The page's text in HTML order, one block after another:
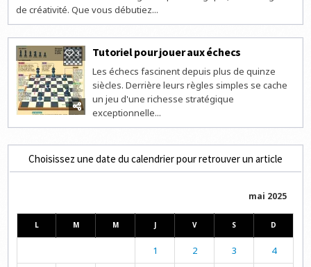
de créativité. Que vous débutiez...
3 Tutoriel pour jouer aux échecs
Les échecs fascinent depuis plus de quinze
siècles. Derrière leurs règles simples se cache
un jeu d'une richesse stratégique
exceptionnelle...
Choisissez une date du calendrier pour retrouver un article
mai 2025
L M M J V S D
1 2 3 4